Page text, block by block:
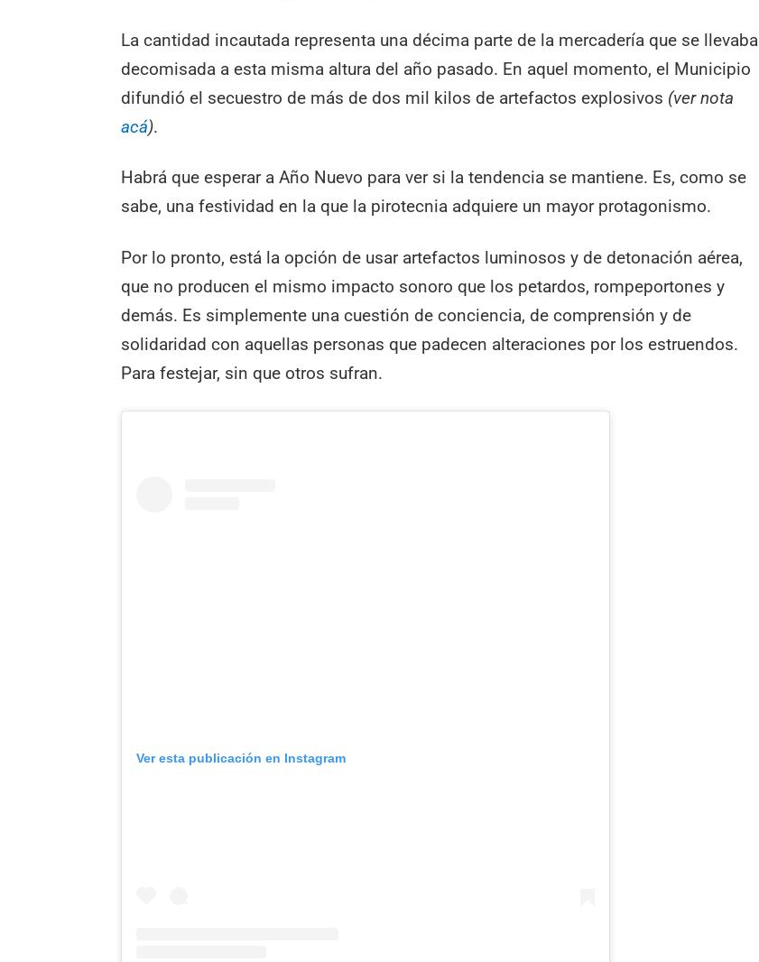
La cantidad incautada representa una décima parte de la mercadería que se llevaba
decomisada a esta misma altura del año pasado. En aquel momento, el Municipio
difundió el secuestro de más de dos mil kilos de artefactos explosivos (ver nota
acá).
Habrá que esperar a Año Nuevo para ver si la tendencia se mantiene. Es, como se
sabe, una festividad en la que la pirotecnia adquiere un mayor protagonismo.
Por lo pronto, está la opción de usar artefactos luminosos y de detonación aérea,
que no producen el mismo impacto sonoro que los petardos, rompeportones y
demás. Es simplemente una cuestión de conciencia, de comprensión y de
solidaridad con aquellas personas que padecen alteraciones por los estruendos.
Para festejar, sin que otros sufran.
Ver esta publicación en Instagram